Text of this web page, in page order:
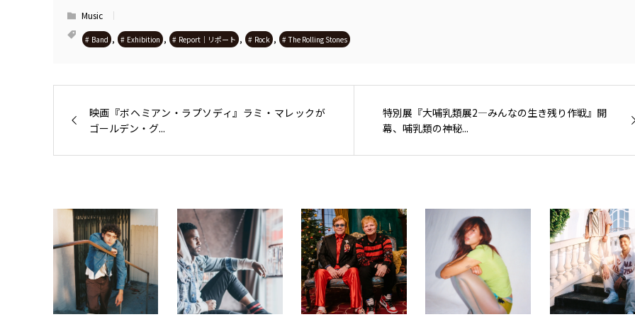
Music
Band , Exhibition , Report｜リポート , Rock , The Rolling Stones
映画『ボヘミアン・ラプソディ』ラミ・マレックが
ゴールデン・グ...
特別展『大哺乳類展2—みんなの生き残り作戦』開
幕、哺乳類の神秘...